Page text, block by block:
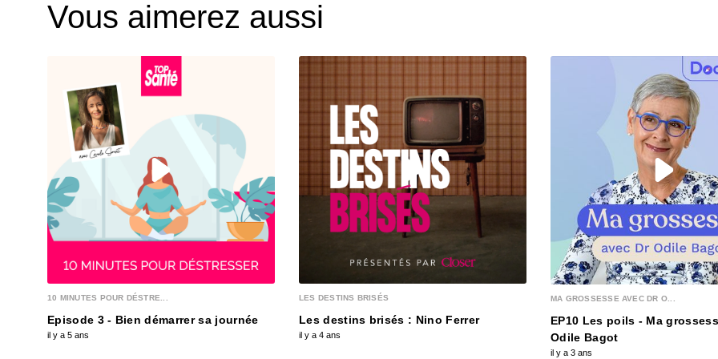
25
18
00:03:59
11
00:04:18
6
Vous aimerez aussi
10 MINUTES POUR DÉSTRE...
Episode 3 - Bien démarrer sa journée
il y a 5 ans
LES DESTINS BRISÉS
Les destins brisés : Nino Ferrer
il y a 4 ans
MA GROSSESSE AVEC DR O...
EP10 Les poils - Ma
Odile Bagot
il y a 3 ans